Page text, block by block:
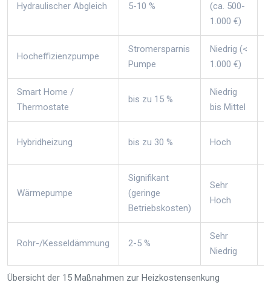
Übersicht der 15 Maßnahmen zur Heizkostensenkung
Hydraulischer Abgleich 5-10 %
(ca. 500-
1.000 €)
Hocheffizienzpumpe
Stromersparnis
Pumpe
Niedrig (<
1.000 €)
Smart Home /
Thermostate
bis zu 15 %
Niedrig
bis Mittel
Hybridheizung bis zu 30 % Hoch
Wärmepumpe
Signifikant
(geringe
Betriebskosten)
Sehr
Hoch
Rohr-/Kesseldämmung 2-5 %
Sehr
Niedrig